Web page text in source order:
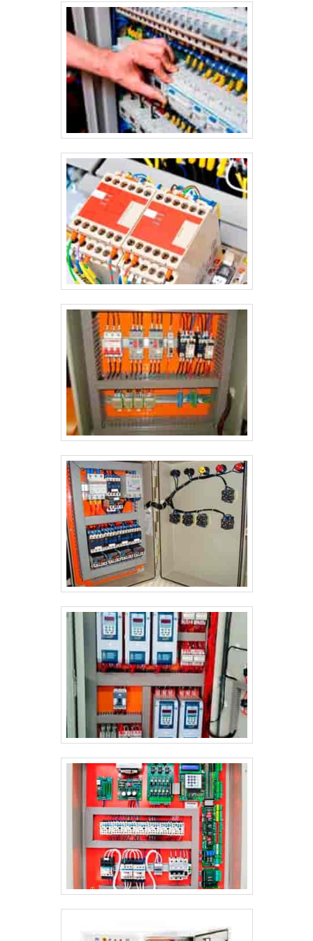
do segmento de montagens eletromecânicas e instalações
elétricas. O foco é entregar o que há de melhor para fidelizar
os clientes.QUALIDADES E PONTOS FORTES DA
EMPRESASomente na Jumper Soluções Industriais sempre
tem a solução mais buscada na área de montagens
eletromecânicas e instalações elétricas. É possível encontrar
uma grande variedade no portfólio, como painel de
comando elétrico e painéis clp com ótima qualidade e
proteção.Para uma maior satisfação dos clientes, a empresa
busca investir nos melhores profissionais do mercado, e em
instalações modernas, garantindo assim, confiabilidade e
boa cotação no mercado. A Jumper Soluções Industriais é
uma empresa que tem sido preferência no segmento pela
idoneidade em tudo que faz, o que comprova sua essência
de trazer o melhor para os parceiros.